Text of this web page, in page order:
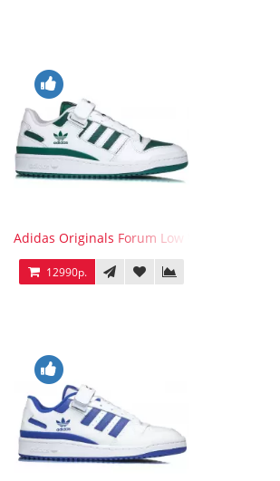
Adidas Originals Forum Low WB White Green
12990р.